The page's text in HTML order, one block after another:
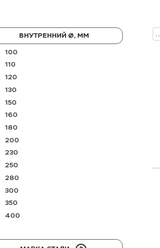
ВНУТРЕННИЙ Ø, ММ
100
110
120
130
150
160
180
200
230
250
280
300
350
400